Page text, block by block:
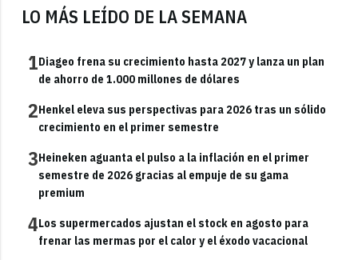
LO MÁS LEÍDO DE LA SEMANA
1Diageo frena su crecimiento hasta 2027 y lanza un plan
de ahorro de 1.000 millones de dólares
2Henkel eleva sus perspectivas para 2026 tras un sólido
crecimiento en el primer semestre
3Heineken aguanta el pulso a la inflación en el primer
semestre de 2026 gracias al empuje de su gama
premium
4Los supermercados ajustan el stock en agosto para
frenar las mermas por el calor y el éxodo vacacional